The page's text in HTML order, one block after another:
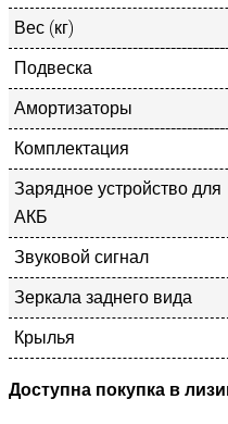
Вес (кг)
Подвеска
Амортизаторы
Комплектация
Зарядное устройство для
АКБ
Звуковой сигнал
Зеркала заднего вида
Крылья
Доступна покупка в